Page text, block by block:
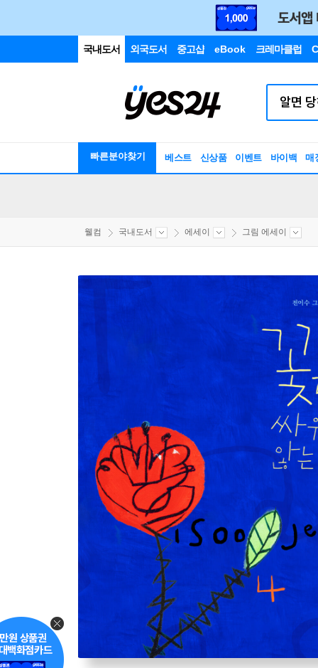
국내도서 외국도서 중고샵 eBook 크레마클럽
빠른분야찾기 베스트 신상품 이벤트 바이백 매
웰컴 국내도서 에세이 그림 에세이